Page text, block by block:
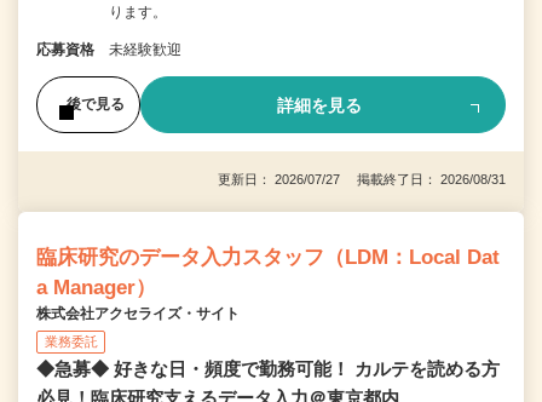
ります。
応募資格 未経験歓迎
後で見る 詳細を見る
更新日： 2026/07/27 掲載終了日： 2026/08/31
臨床研究のデータ入力スタッフ（LDM：Local Dat
a Manager）
株式会社アクセライズ・サイト
業務委託
◆急募◆ 好きな日・頻度で勤務可能！ カルテを読める方
必見！臨床研究支えるデータ入力＠東京都内